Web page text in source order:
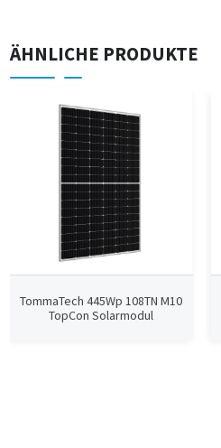
ÄHNLICHE PRODUKTE
TommaTech 445Wp 108TN M10
TopCon Solarmodul